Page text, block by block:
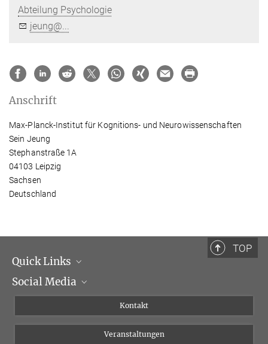
Abteilung Psychologie
jeung@...
Anschrift
Max-Planck-Institut für Kognitions- und Neurowissenschaften
Sein Jeung
Stephanstraße 1A
04103 Leipzig
Sachsen
Deutschland
TOP
Quick Links
Institutsleitung
Social Media
Kontakt
Veranstaltungen